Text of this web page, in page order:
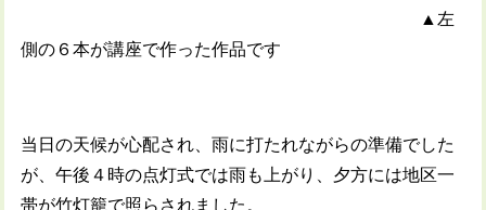
▲左
側の６本が講座で作った作品です
当日の天候が心配され、雨に打たれながらの準備でした
が、午後４時の点灯式では雨も上がり、夕方には地区一
帯が竹灯籠で照らされました。